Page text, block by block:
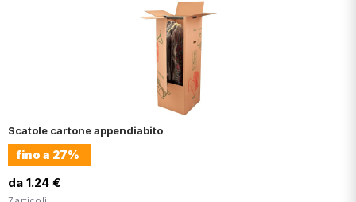
Scatole cartone appendiabito
fino a 27%
da 1.24 €